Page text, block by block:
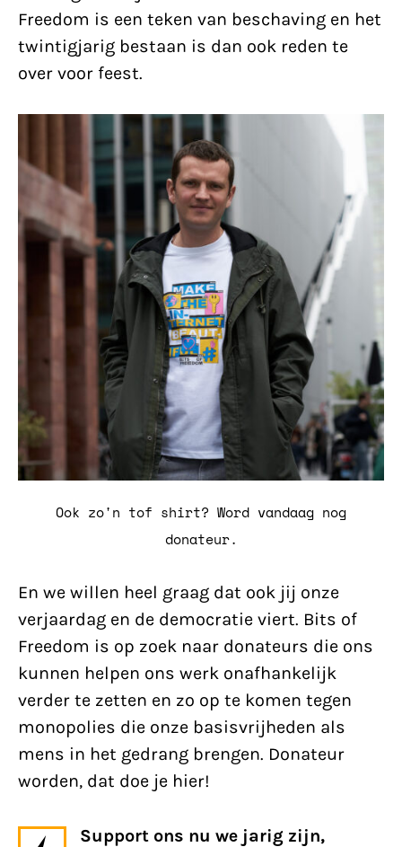
Freedom is een teken van beschaving en het
twintigjarig bestaan is dan ook reden te
over voor feest.
Ook zo'n tof shirt? Word vandaag nog
donateur.
En we willen heel graag dat ook jij onze
verjaardag en de democratie viert. Bits of
Freedom is op zoek naar donateurs die ons
kunnen helpen ons werk onafhankelijk
verder te zetten en zo op te komen tegen
monopolies die onze basisvrijheden als
mens in het gedrang brengen. Donateur
worden, dat doe je hier!
Support ons nu we jarig zijn,